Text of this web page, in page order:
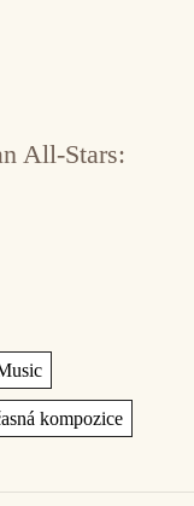
All-Stars: